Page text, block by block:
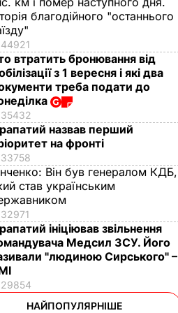
благодійного "останнього
44921
втратить бронювання від
з 1 вересня і які два
треба подати до
35432
назвав перший
на фронті
33758
Він був генералом КДБ,
став українським
32971
ініціював звільнення
Медсил ЗСУ. Його
"людиною Сирського" –
29854
НАЙПОПУЛЯРНІШЕ